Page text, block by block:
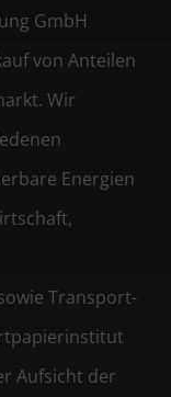
GmbH
von Anteilen
Wir
Energien
Transport-
Aufsicht der